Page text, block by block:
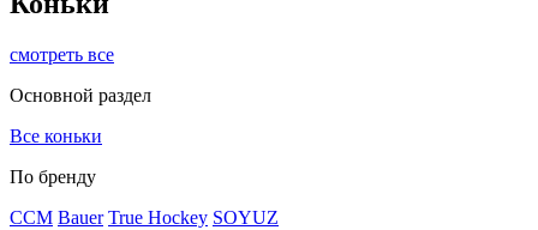
смотреть все
Основной раздел
Все коньки
По бренду
ССМ Bauer True Hockey SOYUZ